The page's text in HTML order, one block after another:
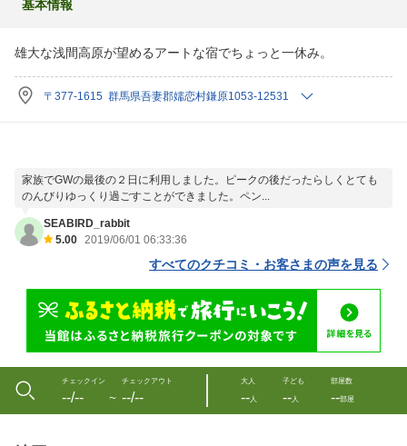
基本情報
雄大な浅間高原が望めるアートな宿でちょっと一休み。
〒377-1615 群馬県吾妻郡嬬恋村鎌原1053-12531
家族でGWの最後の２日に利用しました。ピークの後だったらしくとても
のんびりゆっくり過ごすことができました。ペン...
SEABIRD_rabbit
5.00 2019/06/01 06:33:36
すべてのクチコミ・お客さまの声を見る
チェックイン
--/-- 〜
チェックアウト
--/--
大人
--人
子ども
--人
部屋数
--部屋